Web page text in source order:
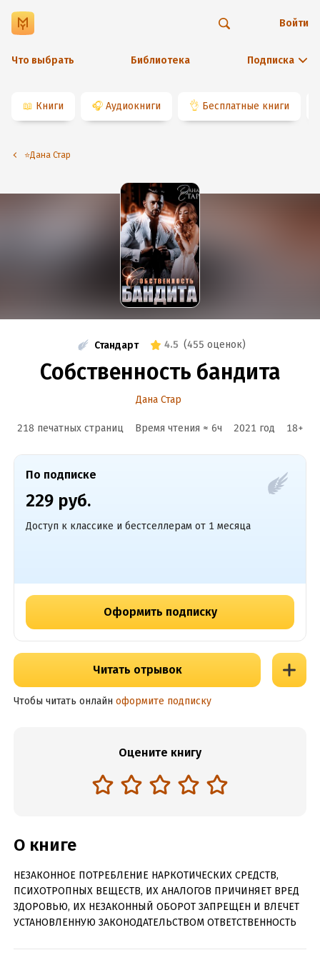
Что выбрать Библиотека Подписка
Войти
📖 Книги 🎧 Аудиокниги 👌 Бесплатные книги
⭐️Дана Стар
Стандарт 4.5 (455 оценок)
Собственность бандита
Дана Стар
218 печатных страниц Время чтения ≈ 6ч 2021 год 18+
По подписке
229 руб.
Доступ к классике и бестселлерам от 1 месяца
Оформить подписку
Читать отрывок
Чтобы читать онлайн оформите подписку
Оцените книгу
О книге
НЕЗАКОННОЕ ПОТРЕБЛЕНИЕ НАРКОТИЧЕСКИХ СРЕДСТВ,
ПСИХОТРОПНЫХ ВЕЩЕСТВ, ИХ АНАЛОГОВ ПРИЧИНЯЕТ ВРЕД
ЗДОРОВЬЮ, ИХ НЕЗАКОННЫЙ ОБОРОТ ЗАПРЕЩЕН И ВЛЕЧЕТ
УСТАНОВЛЕННУЮ ЗАКОНОДАТЕЛЬСТВОМ ОТВЕТСТВЕННОСТЬ